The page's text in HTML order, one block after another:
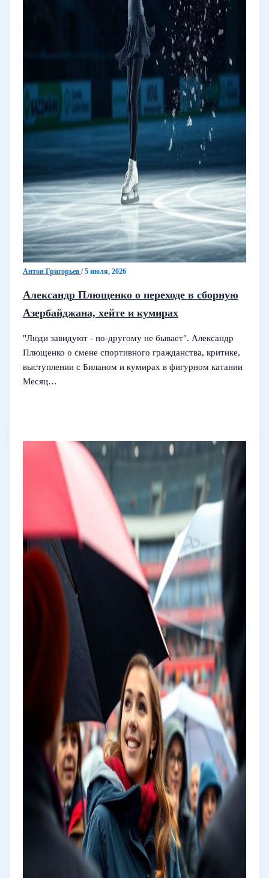
Антон Григорьев /5 июля, 2026
Александр Плющенко о переходе в сборную
Азербайджана, хейте и кумирах
"Люди завидуют - по‑другому не бывает". Александр
Плющенко о смене спортивного гражданства, критике,
выступлении с Биланом и кумирах в фигурном катании
Месяц…